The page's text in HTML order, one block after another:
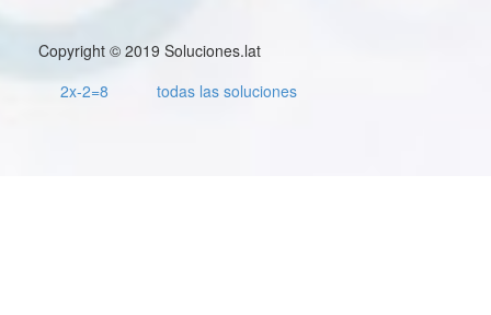
Copyright © 2019 Soluciones.lat
2x-2=8
todas las soluciones